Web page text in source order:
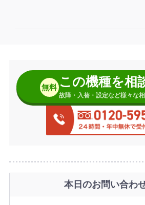
無料 この機種を相
故障・入替・設定など様々な
本日のお問い合わ